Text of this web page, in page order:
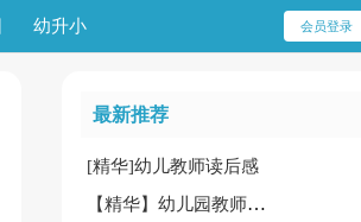
幼升小 会员登录
最新推荐
[精华]幼儿教师读后感
【精华】幼儿园教师职业道德规范心得体会8篇